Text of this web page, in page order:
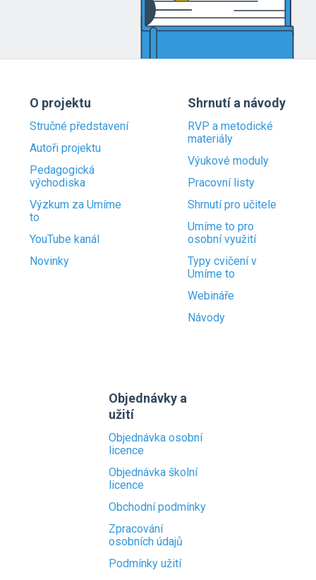
O projektu
Stručné představení
Autoři projektu
Pedagogická
východiska
Výzkum za Umíme
to
YouTube kanál
Novinky
Shrnutí a návody
RVP a metodické
materiály
Výukové moduly
Pracovní listy
Shrnutí pro učitele
Umíme to pro
osobní využití
Typy cvičení v
Umíme to
Webináře
Návody
Objednávky a
užití
Objednávka osobní
licence
Objednávka školní
licence
Obchodní podmínky
Zpracování
osobních údajů
Podmínky užití